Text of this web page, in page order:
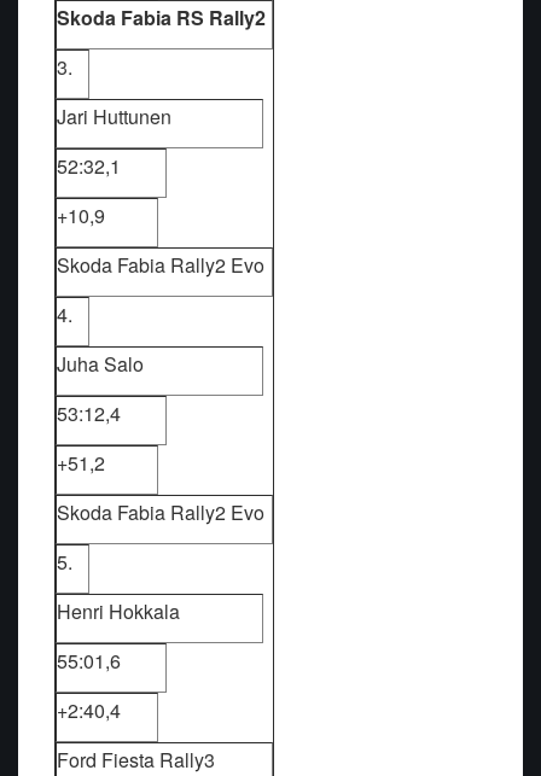
Skoda Fabia RS Rally2
3.
Jari Huttunen
52:32,1
+10,9
Skoda Fabia Rally2 Evo
4.
Juha Salo
53:12,4
+51,2
Skoda Fabia Rally2 Evo
5.
Henri Hokkala
55:01,6
+2:40,4
Ford Fiesta Rally3